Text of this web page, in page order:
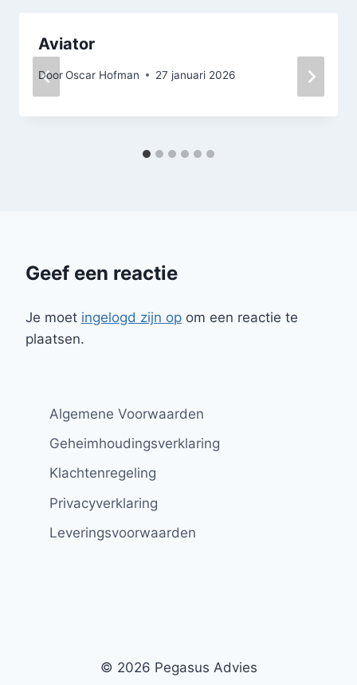
Aviator
DoorOscar Hofman 27 januari 2026
Geef een reactie
Je moet ingelogd zijn op om een reactie te
plaatsen.
Algemene Voorwaarden
Geheimhoudingsverklaring
Klachtenregeling
Privacyverklaring
Leveringsvoorwaarden
© 2026 Pegasus Advies